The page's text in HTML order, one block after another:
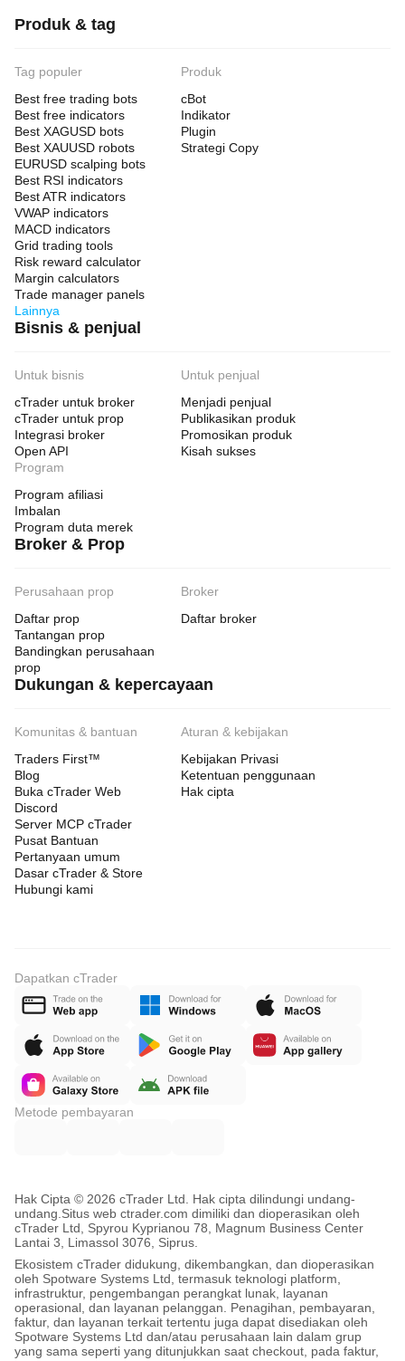
Produk & tag
Tag populer
Best free trading bots
Best free indicators
Best XAGUSD bots
Best XAUUSD robots
EURUSD scalping bots
Best RSI indicators
Best ATR indicators
VWAP indicators
MACD indicators
Grid trading tools
Risk reward calculator
Margin calculators
Trade manager panels
Lainnya
Produk
cBot
Indikator
Plugin
Strategi Copy
Bisnis & penjual
Untuk bisnis
cTrader untuk broker
cTrader untuk prop
Integrasi broker
Open API
Untuk penjual
Menjadi penjual
Publikasikan produk
Promosikan produk
Kisah sukses
Program
Program afiliasi
Imbalan
Program duta merek
Broker & Prop
Perusahaan prop
Daftar prop
Tantangan prop
Bandingkan perusahaan
prop
Broker
Daftar broker
Dukungan & kepercayaan
Komunitas & bantuan
Traders First™
Blog
Buka cTrader Web
Discord
Server MCP cTrader
Pusat Bantuan
Pertanyaan umum
Dasar cTrader & Store
Hubungi kami
Aturan & kebijakan
Kebijakan Privasi
Ketentuan penggunaan
Hak cipta
Dapatkan cTrader
Metode pembayaran
Hak Cipta © 2026 cTrader Ltd. Hak cipta dilindungi undang-
undang. Situs web ctrader.com dimiliki dan dioperasikan oleh
cTrader Ltd, Spyrou Kyprianou 78, Magnum Business Center
Lantai 3, Limassol 3076, Siprus.
Ekosistem cTrader didukung, dikembangkan, dan dioperasikan
oleh Spotware Systems Ltd, termasuk teknologi platform,
infrastruktur, pengembangan perangkat lunak, layanan
operasional, dan layanan pelanggan. Penagihan, pembayaran,
faktur, dan layanan terkait tertentu juga dapat disediakan oleh
Spotware Systems Ltd dan/atau perusahaan lain dalam grup
yang sama seperti yang ditunjukkan saat checkout, pada faktur,